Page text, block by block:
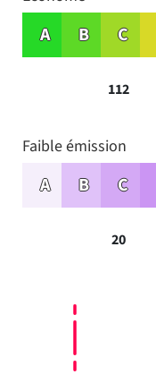
A B C
112
A
Faible émission
B C
20